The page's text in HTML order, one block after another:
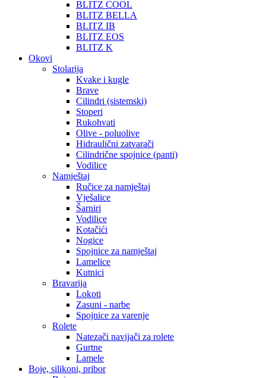
BLITZ COOL
BLITZ BELLA
BLITZ IB
BLITZ EOS
BLITZ K
Okovi
Stolarija
Kvake i kugle
Brave
Cilindri (sistemski)
Stoperi
Rukohvati
Olive - poluolive
Hidraulični zatvarači
Cilindrične spojnice (panti)
Vodilice
Namještaj
Ručice za namještaj
Vješalice
Šarniri
Vodilice
Kotačići
Nogice
Spojnice za namještaj
Lamelice
Kutnici
Bravarija
Lokoti
Zasuni - narbe
Spojnice za varenje
Rolete
Natezači navijači za rolete
Gurtne
Lamele
Boje, silikoni, pribor